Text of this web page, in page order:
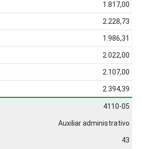
1.817,00
2.228,73
1.986,31
2.022,00
2.107,00
2.394,39
4110-05
Auxiliar administrativo
43